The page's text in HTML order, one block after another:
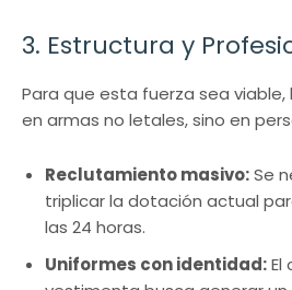
3. Estructura y
Para que esta fuerza sea viable,
en armas no letales, sino en
Reclutamiento masivo:Se
triplicar la dotación actual
las 24 horas.
Uniformes con identidad:El